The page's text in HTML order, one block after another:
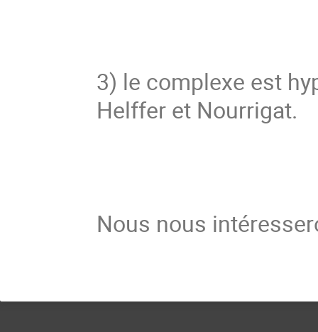
3) le complexe est
Helffer et Nourrigat.
Nous nous